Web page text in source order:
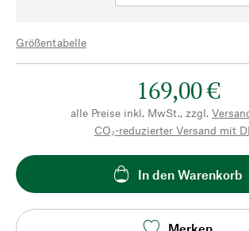
Größentabelle
169,00 €
alle Preise inkl. MwSt., zzgl.
CO₂-reduzierter Versand mit
In den Warenkorb
Merken